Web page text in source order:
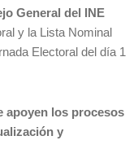
General del INE
y la Lista Nominal
Electoral del día 1
apoyen los procesos
y